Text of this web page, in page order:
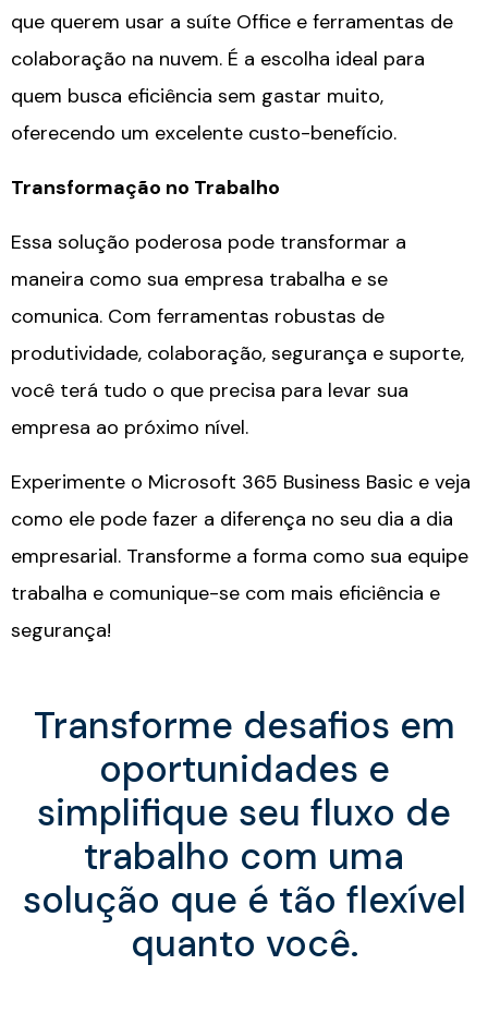
que querem usar a suíte Office e ferramentas de
colaboração na nuvem. É a escolha ideal para
quem busca eficiência sem gastar muito,
oferecendo um excelente custo-benefício.
Transformação no Trabalho
Essa solução poderosa pode transformar a
maneira como sua empresa trabalha e se
comunica. Com ferramentas robustas de
produtividade, colaboração, segurança e suporte,
você terá tudo o que precisa para levar sua
empresa ao próximo nível.
Experimente o Microsoft 365 Business Basic e veja
como ele pode fazer a diferença no seu dia a dia
empresarial. Transforme a forma como sua equipe
trabalha e comunique-se com mais eficiência e
segurança!
Transforme desafios em
oportunidades e
simplifique seu fluxo de
trabalho com uma
solução que é tão flexível
quanto você.